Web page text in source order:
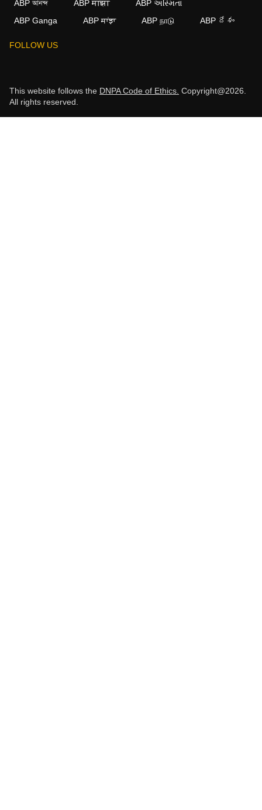
ABP আনন্দ
ABP माझा
ABP અસ્મિતા
ABP Ganga
ABP ਸਾਂਝਾ ABP நாடு ABP దేశం
FOLLOW US
This website follows the DNPA Code of Ethics. Copyright@2026.
All rights reserved.